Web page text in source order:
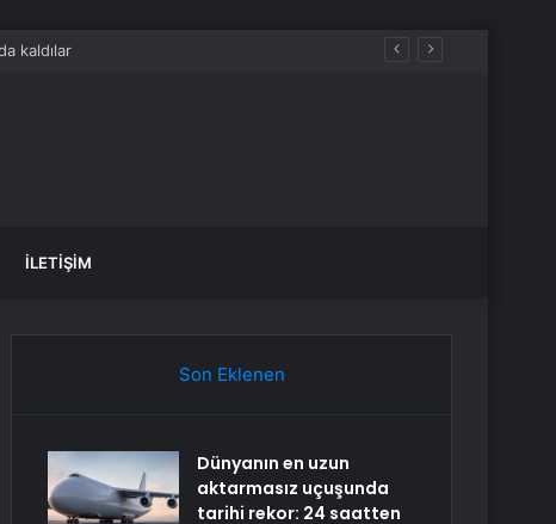
İLETIŞIM
Son Eklenen
Dünyanın en uzun
aktarmasız uçuşunda
tarihi rekor: 24 saatten